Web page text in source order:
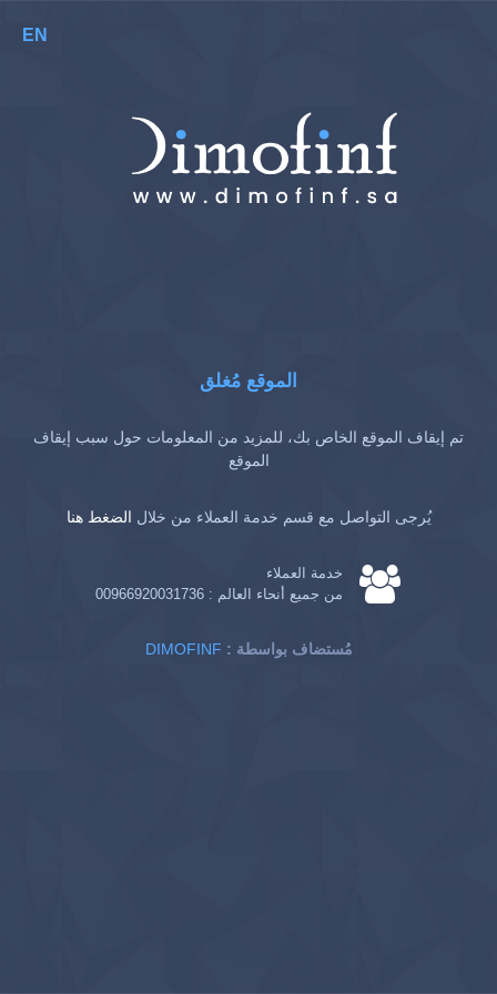
EN
الموقع مُغلق
تم إيقاف الموقع الخاص بك، للمزيد من المعلومات حول سبب إيقاف
الموقع
يُرجى التواصل مع قسم خدمة العملاء من خلال الضغط هنا
خدمة العملاء
من جميع أنحاء العالم : 00966920031736
DIMOFINF : مُستضاف بواسطة